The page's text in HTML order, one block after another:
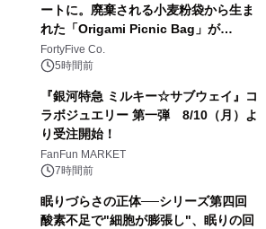
ートに。廃棄される小麦粉袋から生ま
れた「Origami Picnic Bag」が
Makuakeに登場
FortyFive Co.
5時間前
『銀河特急 ミルキー☆サブウェイ』コ
ラボジュエリー 第一弾 8/10（月）よ
り受注開始！
FanFun MARKET
7時間前
眠りづらさの正体──シリーズ第四回
酸素不足で"細胞が膨張し"、眠りの回